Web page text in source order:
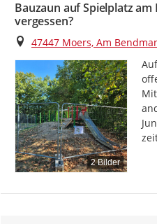
Bauzaun auf Spielplatz
vergessen?
Ort
47447 Moers, Am
2 Bilder